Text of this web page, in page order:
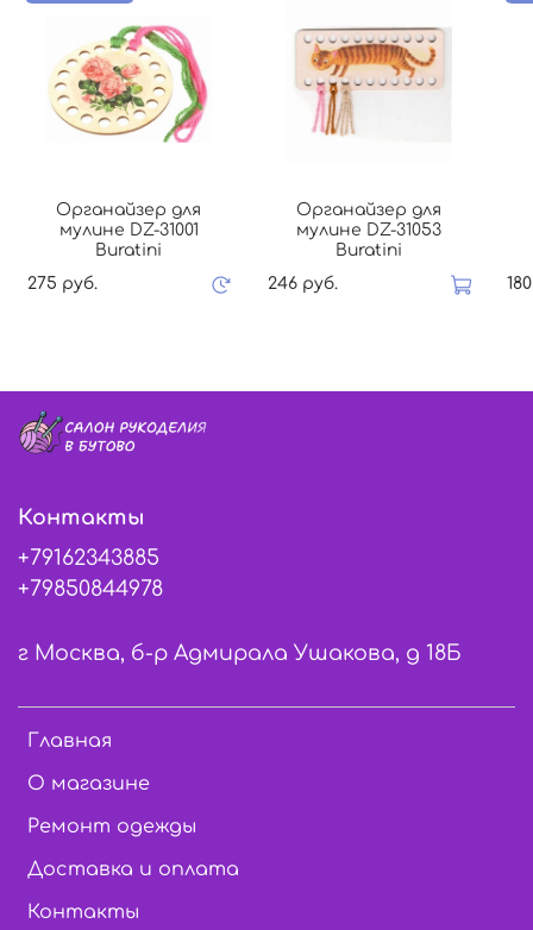
Органайзер для
мулине DZ-31001
Buratini
275 руб.
Органайзер для
мулине DZ-31053
Buratini
246 руб.
Главная
О магазине
Ремонт одежды
Доставка и оплата
Контакты
Контакты
+79162343885
+79850844978
г Москва, б-р Адмирала Ушакова, д 18Б